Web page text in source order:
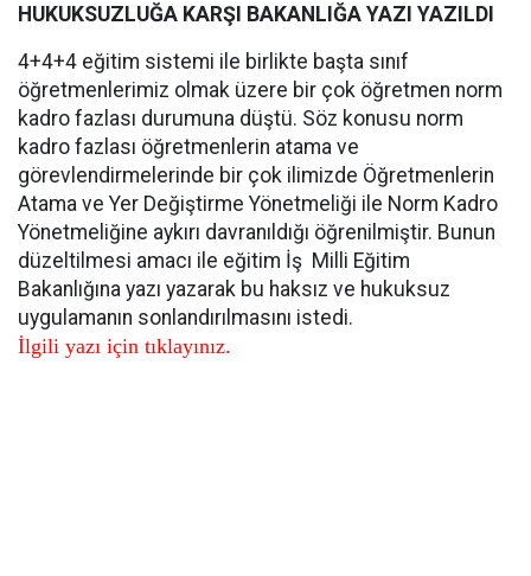
HUKUKSUZLUĞA KARŞI BAKANLIĞA YAZI YAZILDI
4+4+4 eğitim sistemi ile birlikte başta sınıf
öğretmenlerimiz olmak üzere bir çok öğretmen norm
kadro fazlası durumuna düştü. Söz konusu norm
kadro fazlası öğretmenlerin atama ve
görevlendirmelerinde bir çok ilimizde Öğretmenlerin
Atama ve Yer Değiştirme Yönetmeliği ile Norm Kadro
Yönetmeliğine aykırı davranıldığı öğrenilmiştir. Bunun
düzeltilmesi amacı ile eğitim İş Milli Eğitim
Bakanlığına yazı yazarak bu haksız ve hukuksuz
uygulamanın sonlandırılmasını istedi.
İlgili yazı için tıklayınız.